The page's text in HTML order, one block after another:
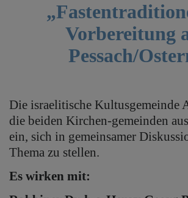
Vorbereitung
Pessach/
Die israelitische Kultusgemeinde
die beiden Kirchen-gemeinden
ein, sich in gemeinsamer
Thema zu stellen.
Es wirken mit: